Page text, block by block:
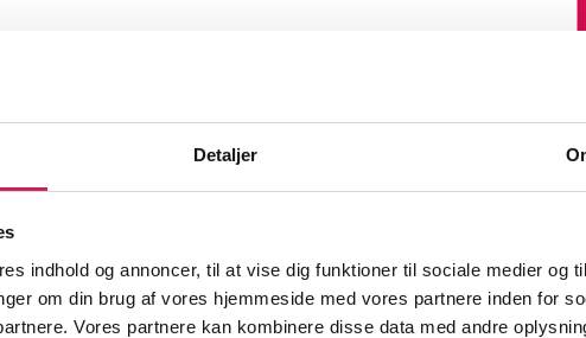
Detaljer
indhold og annoncer, til at vise dig funktioner til sociale medier og
om din brug af vores hjemmeside med vores partnere inden for
Vores partnere kan kombinere disse data med andre